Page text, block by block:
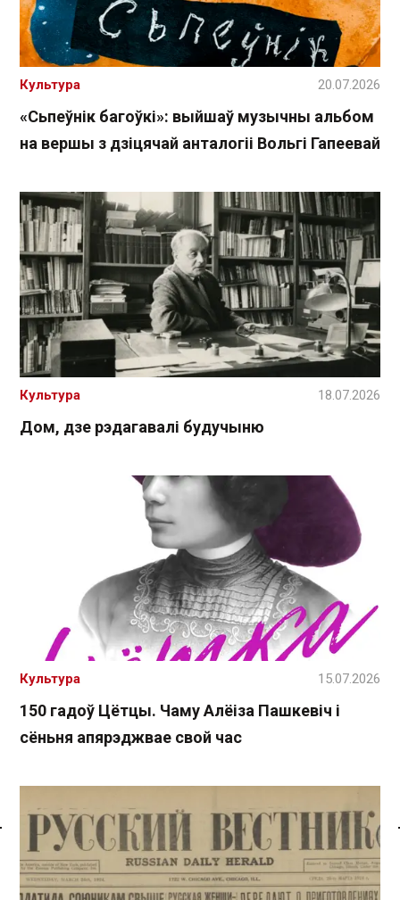
Спасылка без VPN
«Сьпеўнік багоўкі»: выйшаў музычны альбом
на вершы з дзіцячай анталогіі Вольгі Гапеевай
Культура 20.07.2026
Дом, дзе рэдагавалі будучыню
Культура 18.07.2026
150 гадоў Цётцы. Чаму Алёіза Пашкевіч і
сёньня апярэджвае свой час
Культура 15.07.2026